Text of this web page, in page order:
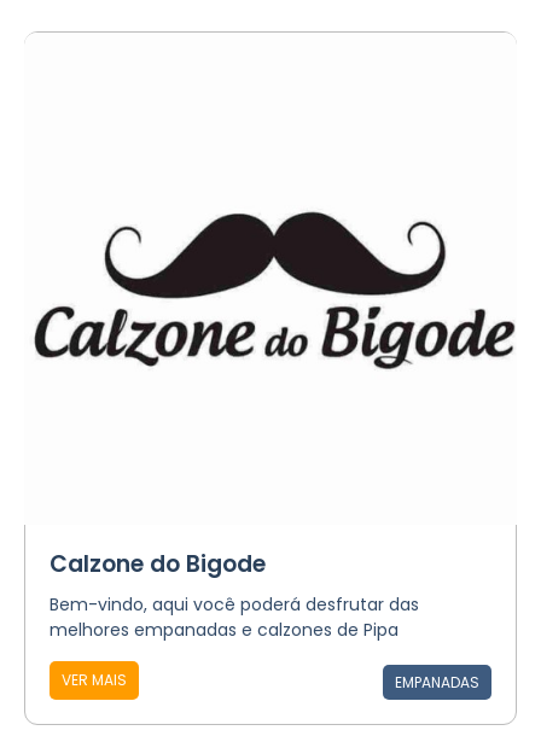
Calzone do Bigode
Bem-vindo, aqui você poderá desfrutar das
melhores empanadas e calzones de Pipa
VER MAIS EMPANADAS